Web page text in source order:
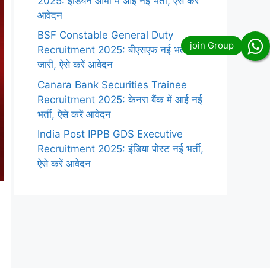
आवेदन
BSF Constable General Duty
Recruitment 2025: बीएसएफ नई भर्ती
जारी, ऐसे करें आवेदन
Canara Bank Securities Trainee
Recruitment 2025: केनरा बैंक में आई नई
भर्ती, ऐसे करें आवेदन
India Post IPPB GDS Executive
Recruitment 2025: इंडिया पोस्ट नई भर्ती,
ऐसे करें आवेदन